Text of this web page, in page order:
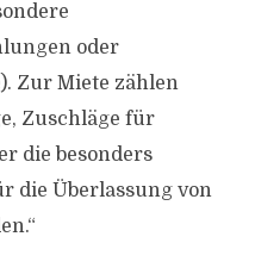
oder
Zur Miete zählen
Zuschläge für
die besonders
die Überlassung von